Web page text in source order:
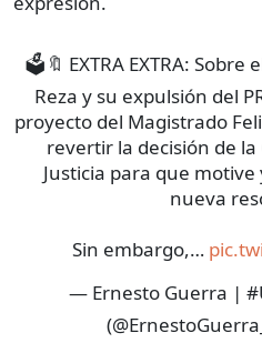
🗳️🔖 EXTRA EXTRA: Sobre
Reza y su expulsión del
proyecto del Magistrado
revertir la decisión de
Justicia para que
nueva
Sin embargo,…
— Ernesto Guerra |